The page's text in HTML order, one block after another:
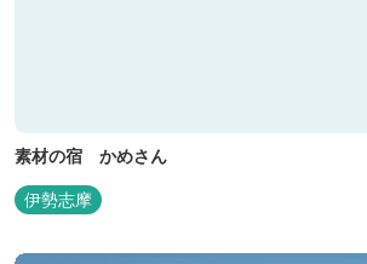
素材の宿 かめさん
伊勢志摩